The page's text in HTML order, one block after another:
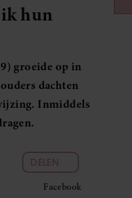
hun
groeide op in
dachten
Inmiddels
DELEN
Facebook